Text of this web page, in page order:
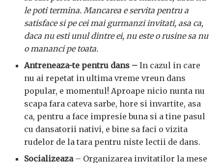
le poti termina. Mancarea e servita pentru a
satisface si pe cei mai gurmanzi invitati, asa ca,
daca nu esti unul dintre ei, nu este o rusine sa nu
o mananci pe toata.
Antreneaza-te pentru dans –In cazul in care
nu ai repetat in ultima vreme vreun dans
popular, e momentul! Aproape nicio nunta nu
scapa fara cateva sarbe, hore si invartite, asa
ca, pentru a face impresie buna si a tine pasul
cu dansatorii nativi, e bine sa faci o vizita
rudelor de la tara pentru niste lectii de dans.
Socializeaza– Organizarea invitatilor la mese